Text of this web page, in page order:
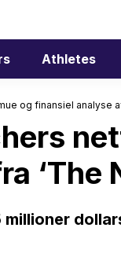
Athletes
og finansiel analyse
‘The
millioner